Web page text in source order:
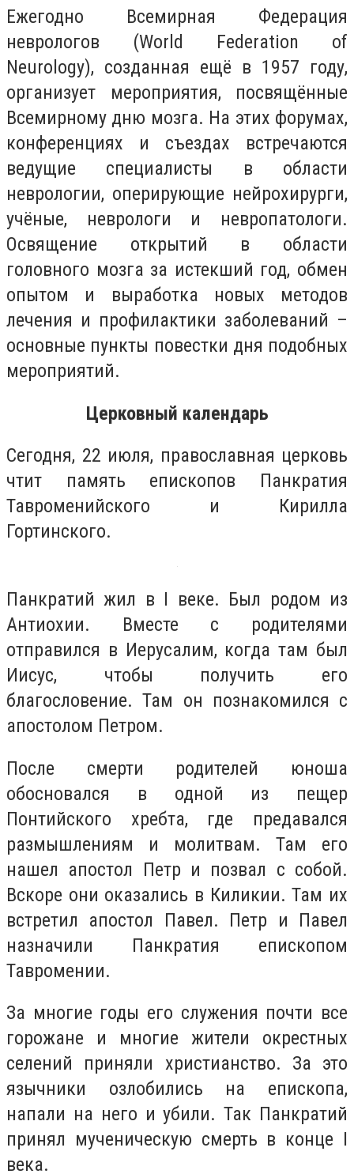
Ежегодно Всемирная Федерация
неврологов (World Federation of
Neurology), созданная ещё в 1957 году,
организует мероприятия, посвящённые
Всемирному дню мозга. На этих форумах,
конференциях и съездах встречаются
ведущие специалисты в области
неврологии, оперирующие нейрохирурги,
учёные, неврологи и невропатологи.
Освящение открытий в области
головного мозга за истекший год, обмен
опытом и выработка новых методов
лечения и профилактики заболеваний –
основные пункты повестки дня подобных
мероприятий.
Церковный календарь
Сегодня, 22 июля, православная церковь
чтит память епископов Панкратия
Тавроменийского и Кирилла
Гортинского.
Панкратий жил в I веке. Был родом из
Антиохии. Вместе с родителями
отправился в Иерусалим, когда там был
Иисус, чтобы получить его
благословение. Там он познакомился с
апостолом Петром.
После смерти родителей юноша
обосновался в одной из пещер
Понтийского хребта, где предавался
размышлениям и молитвам. Там его
нашел апостол Петр и позвал с собой.
Вскоре они оказались в Киликии. Там их
встретил апостол Павел. Петр и Павел
назначили Панкратия епископом
Тавромении.
За многие годы его служения почти все
горожане и многие жители окрестных
селений приняли христианство. За это
язычники озлобились на епископа,
напали на него и убили. Так Панкратий
принял мученическую смерть в конце I
века.